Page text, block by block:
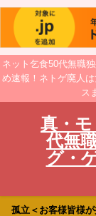
ネット乞食50代無職
め速報！ネトゲ廃人
ス
真・
代無
グ・
孤立＜お客様皆様